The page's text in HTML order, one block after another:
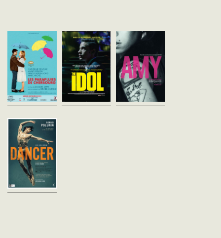
France - 1964
vofr - 90'
Un jeune couple amoureux
est séparé par la guerre
d'Algérie. Pour éviter la faillite
et le déshonneur à sa mère
endettée, la jeune fille,
enceinte,...
vost - 100'
Elevé dans un camp de
réfugiés à Gaza, le jeune
Mohammed Assaf est
passionné par le charme de la
musique depuis son enfance
lorsqu'il chantait déjà...
Dotée d’un talent unique
sein de sa génération,
Winehouse a
entier. Authentique
DANCER
Steven Cantor
vost - 85'
étoile superstar ukrainien
Sergueï Polunin, enfant
prodige et maudit du Royal
Ballet de Londres. Le film